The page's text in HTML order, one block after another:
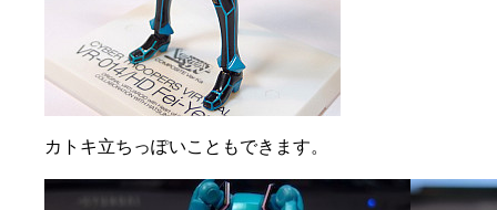
カトキ立ちっぽいこともできます。